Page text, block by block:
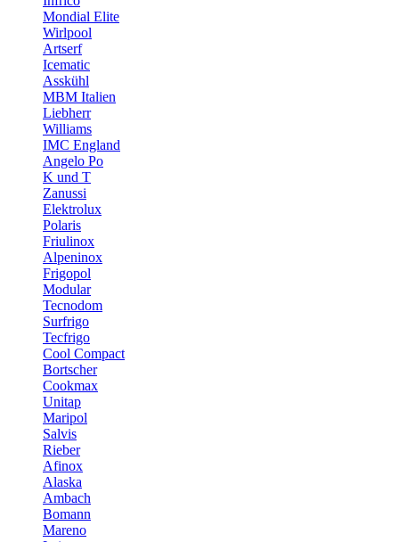
Mondial Elite
Wirlpool
Artserf
Icematic
Asskühl
MBM Italien
Liebherr
Williams
IMC England
Angelo Po
K und T
Zanussi
Elektrolux
Polaris
Friulinox
Alpeninox
Frigopol
Modular
Tecnodom
Surfrigo
Tecfrigo
Cool Compact
Bortscher
Cookmax
Unitap
Maripol
Salvis
Rieber
Afinox
Alaska
Ambach
Bomann
Mareno